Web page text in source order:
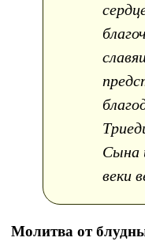
Сына
веки
Молитва от